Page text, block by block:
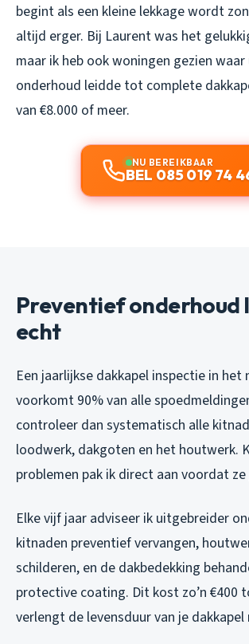
begint als een kleine lekkage wordt
altijd erger. Bij Laurent was het
maar ik heb ook woningen gezien
onderhoud leidde tot complete
van €8.000 of meer.
NU BEREIKBAAR
BEL 085 019 74
Preventief onderhoud
echt
Een jaarlijkse dakkapel inspectie in het
voorkomt 90% van alle
controleer dan systematisch alle
loodwerk, dakgoten en het houtwerk.
problemen pak ik direct aan voordat
Elke vijf jaar adviseer ik uitgebreider
kitnaden preventief vervangen,
schilderen, en de dakbedekking
protective coating. Dit kost zo’n €400
verlengt de levensduur van je dakkapel